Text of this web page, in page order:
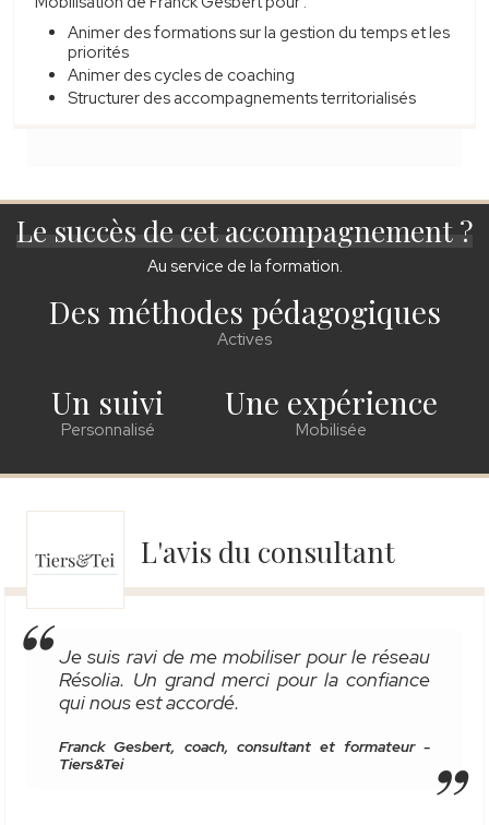
Animer des formations sur la gestion du temps et les
priorités
Animer des cycles de coaching
Structurer des accompagnements territorialisés
Le succès de cet accompagnement ?
Au service de la formation.
Des méthodes pédagogiques
Actives
Un suivi
Personnalisé
Une expérience
Mobilisée
L'avis du consultant
Je suis ravi de me mobiliser pour le réseau
Résolia. Un grand merci pour la confiance
qui nous est accordé.
Franck Gesbert, coach, consultant et formateur -
Tiers&Tei